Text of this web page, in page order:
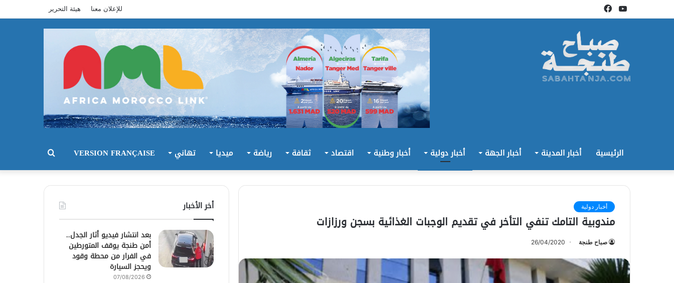
فيسبوكيوتيوب للإعلان معنا هيئة التحرير
الرئيسية أخبار المدينة أخبار الجهة أخبار دولية أخبار وطنية اقتصاد ثقافة رياضة ميديا تهاني VERSION FRANÇAISE بحث
أخبار دولية
مندوبية التامك تنفي التأخر في تقديم الوجبات الغذائية بسجن ورزازات
صباح طنجة 26/04/2020
أخر الأخبار
بعد انتشار فيديو أثار الجدل..
أمن طنجة يوقف المتورطين
في الفرار من محطة وقود
ويحجز السيارة
07/08/2026